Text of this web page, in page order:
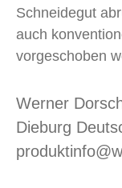
Schneidegut
auch
vorgeschoben
Werner
Dieburg